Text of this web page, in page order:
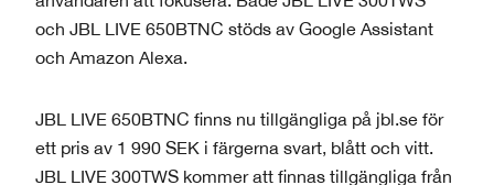
och JBL LIVE 650BTNC stöds av Google Assistant
och Amazon Alexa.
JBL LIVE 650BTNC finns nu tillgängliga på jbl.se för
ett pris av 1 990 SEK i färgerna svart, blått och vitt.
JBL LIVE 300TWS kommer att finnas tillgängliga från